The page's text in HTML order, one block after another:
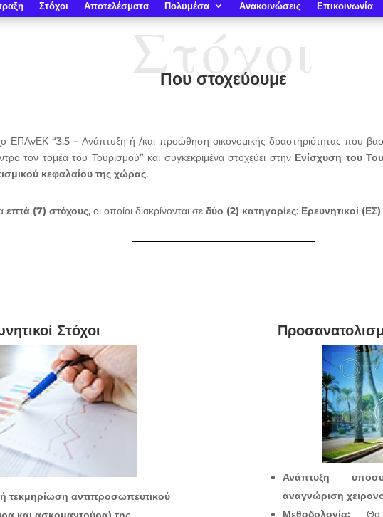
Στόχοι Αποτελέσματα Πολυμέσα Ανακοινώσεις Επικοινωνία
Που στοχεύουμε
ΕΠΑνΕΚ “3.5 – Ανάπτυξη ή /και προώθηση οικονομικής δραστηριότητας που
τον τομέα του Τουρισμού” και συγκεκριμένα στοχεύει στην Ενίσχυση του
κεφαλαίου της χώρας.
επτά (7) στόχους, οι οποίοι διακρίνονται σεδύο (2) κατηγορίες: Ερευνητικοί (ΕΣ)
Στόχοι
τεκμηρίωση αντιπροσωπευτικού
Ανάπτυξη
αναγνώριση